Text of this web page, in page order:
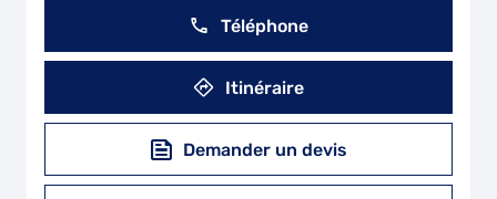
Téléphone
Itinéraire
Demander un devis